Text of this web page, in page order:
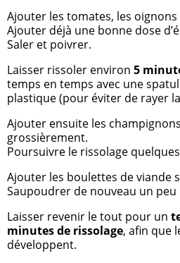
Ajouter les tomates, les
Ajouter déjà une bonne dose
Saler et poivrer.
Laisser rissoler environ 5
temps en temps avec une
plastique (pour éviter de rayer
Ajouter ensuite les
grossièrement.
Poursuivre le rissolage
Ajouter les boulettes de viande
Saupoudrer de nouveau un peu
Laisser revenir le tout pour un
minutes de rissolage, afin que
développent.